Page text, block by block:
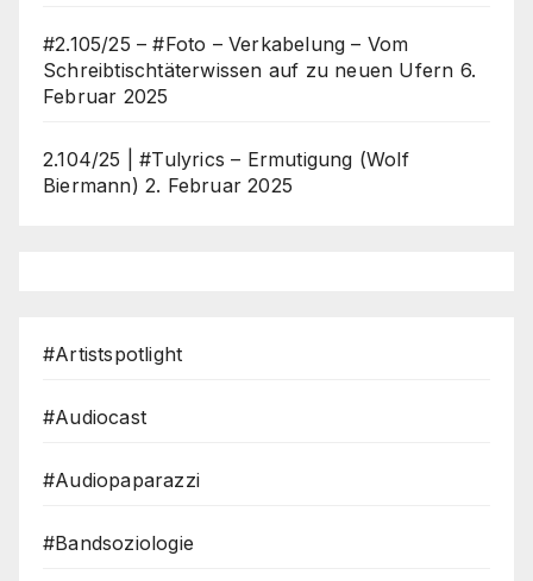
#2.105/25 – #Foto – Verkabelung – Vom
Schreibtischtäterwissen auf zu neuen Ufern 6.
Februar 2025
2.104/25 | #Tulyrics – Ermutigung (Wolf
Biermann) 2. Februar 2025
#Artistspotlight
#Audiocast
#Audiopaparazzi
#Bandsoziologie